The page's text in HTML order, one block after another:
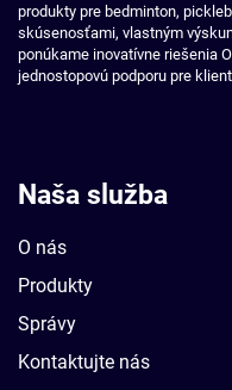
produkty pre bedminton,
skúsenosťami, vlastným
ponúkame inovatívne riešenia
jednostopovú podporu pre
Naša služba
O nás
Produkty
Správy
Kontaktujte nás